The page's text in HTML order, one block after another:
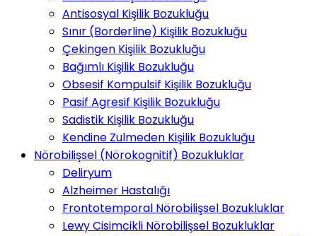
Antisosyal Kişilik Bozukluğu
Sınır (Borderline) Kişilik Bozukluğu
Çekingen Kişilik Bozukluğu
Bağımlı Kişilik Bozukluğu
Obsesif Kompulsif Kişilik Bozukluğu
Pasif Agresif Kişilik Bozukluğu
Sadistik Kişilik Bozukluğu
Kendine Zulmeden Kişilik Bozukluğu
Nörobilişsel (Nörokognitif) Bozukluklar
Deliryum
Alzheimer Hastalığı
Frontotemporal Nörobilişsel Bozukluklar
Lewy Cisimcikli Nörobilişsel Bozukluklar